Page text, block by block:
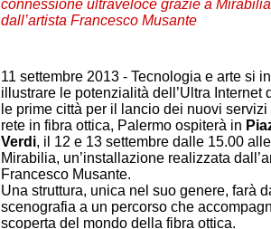
connessione ultraveloce grazie a
dall’artista Francesco Musante
11 settembre 2013 - Tecnologia e arte si
illustrare le potenzialità dell’Ultra Internet
le prime città per il lancio dei nuovi
rete in fibra ottica, Palermo ospiterà in
Verdi, il 12 e 13 settembre dalle 15.00
Mirabilia, un’installazione realizzata
Francesco Musante.
Una struttura, unica nel suo genere, farà
scenografia a un percorso che
scoperta del mondo della fibra ottica.